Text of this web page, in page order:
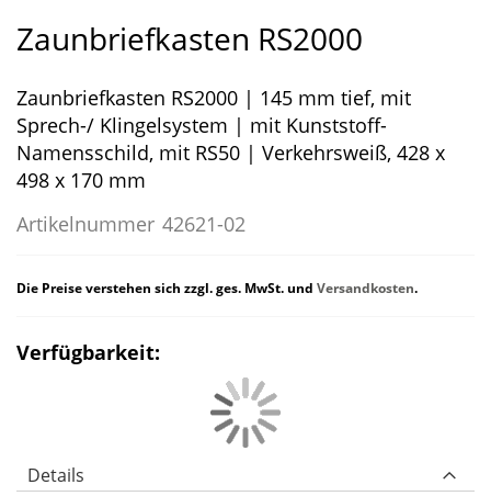
der
springen
Zaunbriefkasten RS2000
Zaunbriefkasten RS2000 | 145 mm tief, mit
Sprech-/ Klingelsystem | mit Kunststoff-
Namensschild, mit RS50 | Verkehrsweiß, 428 x
498 x 170 mm
Artikelnummer 42621-02
Die Preise verstehen sich zzgl. ges. MwSt. und Versandkosten.
Verfügbarkeit:
Details